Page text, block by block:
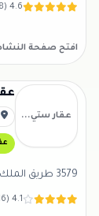
4.6 (58)
افتح صفحة
عقار ستي...
3579 طريق الملك عبدالله، الجبيل البلد، 9589, الجبيل 35518
4.1 (16)